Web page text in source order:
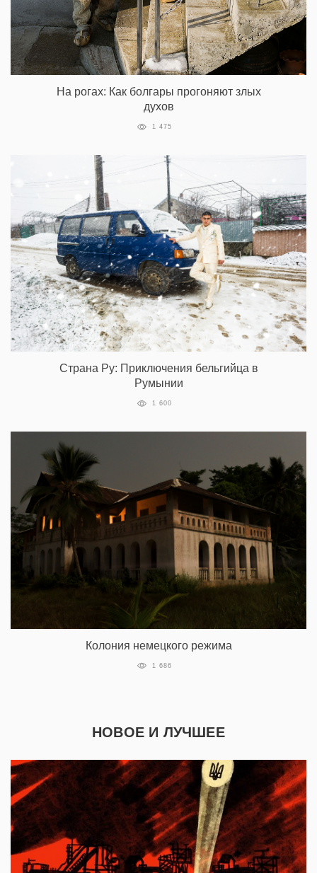
На рогах: Как болгары прогоняют злых
духов
1 475
Страна Ру: Приключения бельгийца в
Румынии
1 600
Колония немецкого режима
1 686
НОВОЕ И ЛУЧШЕЕ